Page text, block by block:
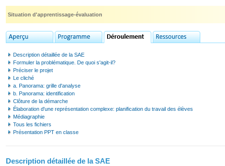
Situation d'apprentissage-évaluation
Description détaillée de la SAE
Formuler la problématique. De quoi s'agit-il?
Préciser le projet
Le cliché
a. Panorama: grille d'analyse
b. Panorama: identification
Clôture de la démarche
Élaboration d'une représentation complexe: planification du travail des élèves
Médiagraphie
Tous les fichiers
Présentation PPT en classe
Description détaillée de la SAE